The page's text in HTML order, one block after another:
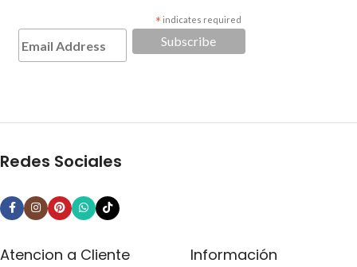
* indicates required
Redes Sociales
Atencion a Cliente Información